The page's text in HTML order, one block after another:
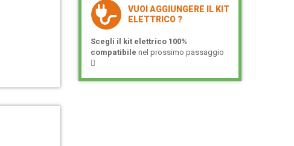
VUOI AGGIUNGERE IL KIT
ELETTRICO ?
Scegli il kit elettrico 100%
compatibile nel prossimo passaggio